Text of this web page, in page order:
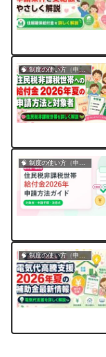
🧠 制度の使い方（申請・相談など）
🧠 制度の使い方（申請・相談など）